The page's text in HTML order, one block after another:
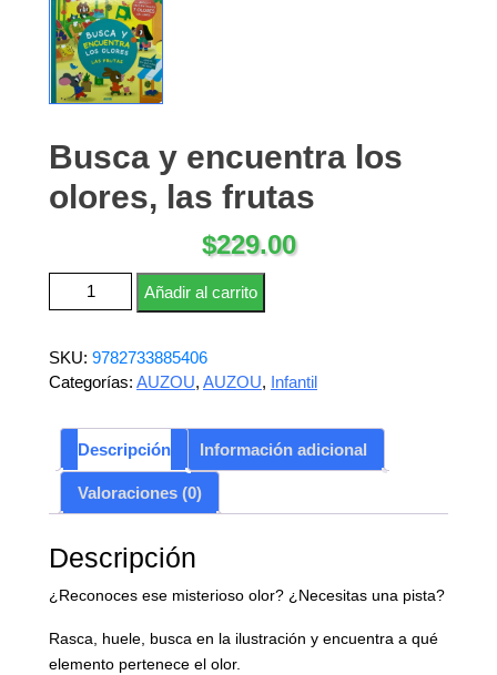
Busca y encuentra los
olores, las frutas
$229.00
Busca y encuentra los olores, las frutas cantidad
Añadir al carrito
SKU: 9782733885406
Categorías: AUZOU, AUZOU, Infantil
Descripción Información adicional
Valoraciones (0)
Descripción
¿Reconoces ese misterioso olor? ¿Necesitas una pista?
Rasca, huele, busca en la ilustración y encuentra a qué
elemento pertenece el olor.